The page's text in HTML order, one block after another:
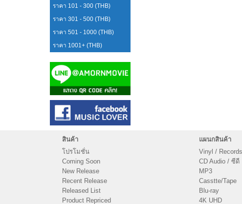
ราคา 101 - 300 (THB)
ราคา 301 - 500 (THB)
ราคา 501 - 1000 (THB)
ราคา 1001+ (THB)
สินค้า
โปรโมชั่น
Coming Soon
New Release
Recent Release
Released List
Product Repriced
แผนกสินค้า
Vinyl /
CD Audio / ซีดี
MP3
Casstte/Tape
Blu-ray
4K UHD